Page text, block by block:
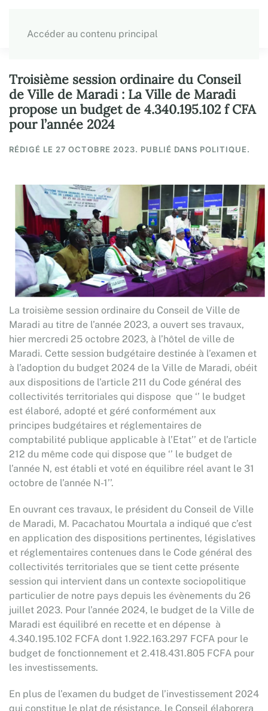
Accéder au contenu principal
Troisième session ordinaire du Conseil
de Ville de Maradi : La Ville de Maradi
propose un budget de 4.340.195.102 f CFA
pour l’année 2024
RÉDIGÉ LE 27 OCTOBRE 2023. PUBLIÉ DANS POLITIQUE.
La troisième session ordinaire du Conseil de Ville de
Maradi au titre de l’année 2023, a ouvert ses travaux,
hier mercredi 25 octobre 2023, à l’hôtel de ville de
Maradi. Cette session budgétaire destinée à l’examen et
à l’adoption du budget 2024 de la Ville de Maradi, obéit
aux dispositions de l’article 211 du Code général des
collectivités territoriales qui dispose que ‘’ le budget
est élaboré, adopté et géré conformément aux
principes budgétaires et réglementaires de
comptabilité publique applicable à l’Etat’’ et de l’article
212 du même code qui dispose que ‘’ le budget de
l’année N, est établi et voté en équilibre réel avant le 31
octobre de l’année N-1’’.
En ouvrant ces travaux, le président du Conseil de Ville
de Maradi, M. Pacachatou Mourtala a indiqué que c’est
en application des dispositions pertinentes, législatives
et réglementaires contenues dans le Code général des
collectivités territoriales que se tient cette présente
session qui intervient dans un contexte sociopolitique
particulier de notre pays depuis les évènements du 26
juillet 2023. Pour l’année 2024, le budget de la Ville de
Maradi est équilibré en recette et en dépense à
4.340.195.102 FCFA dont 1.922.163.297 FCFA pour le
budget de fonctionnement et 2.418.431.805 FCFA pour
les investissements.
En plus de l’examen du budget de l’investissement 2024
qui constitue le plat de résistance, le Conseil élaborera